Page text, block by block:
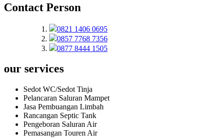
Contact Person
0821 1406 0695
0857 7768 7356
0877 8444 1505
our services
Sedot WC/Sedot Tinja
Pelancaran Saluran Mampet
Jasa Pembuangan Limbah
Rancangan Septic Tank
Pengeboran Saluran Air
Pemasangan Touren Air